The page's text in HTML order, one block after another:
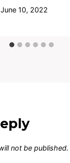
June 10, 2022
not be published.